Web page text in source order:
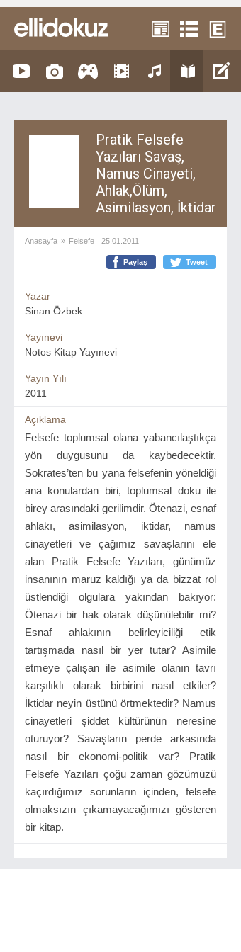
Pratik Felsefe
Yazıları Savaş,
Namus Cinayeti,
Ahlak,Ölüm,
Asimilasyon, İktidar
Anasayfa » Felsefe 25.01.2011
Paylaş Tweet
Yazar
Sinan Özbek
Yayınevi
Notos Kitap Yayınevi
Yayın Yılı
2011
Açıklama
Felsefe toplumsal olana yabancılaştıkça
yön duygusunu da kaybedecektir.
Sokrates’ten bu yana felsefenin yöneldiği
ana konulardan biri, toplumsal doku ile
birey arasındaki gerilimdir. Ötenazi, esnaf
ahlakı, asimilasyon, iktidar, namus
cinayetleri ve çağımız savaşlarını ele
alan Pratik Felsefe Yazıları, günümüz
insanının maruz kaldığı ya da bizzat rol
üstlendiği olgulara yakından bakıyor:
Ötenazi bir hak olarak düşünülebilir mi?
Esnaf ahlakının belirleyiciliği etik
tartışmada nasıl bir yer tutar? Asimile
etmeye çalışan ile asimile olanın tavrı
karşılıklı olarak birbirini nasıl etkiler?
İktidar neyin üstünü örtmektedir? Namus
cinayetleri şiddet kültürünün neresine
oturuyor? Savaşların perde arkasında
nasıl bir ekonomi-politik var? Pratik
Felsefe Yazıları çoğu zaman gözümüzü
kaçırdığımız sorunların içinden, felsefe
olmaksızın çıkamayacağımızı gösteren
bir kitap.